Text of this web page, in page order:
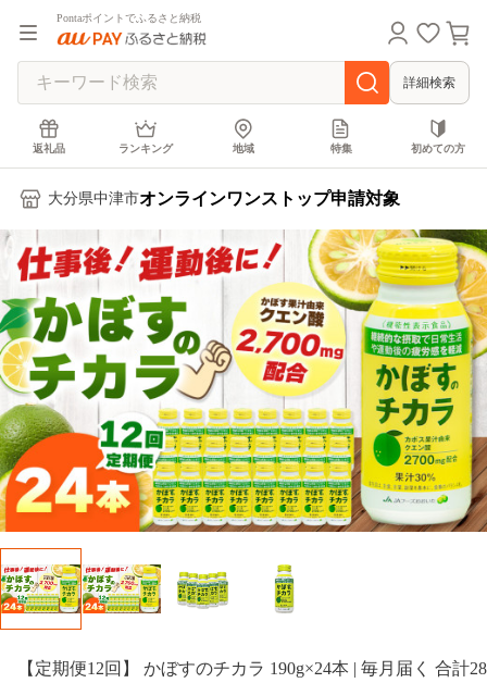
Pontaポイントでふるさと納税
詳細検索
返礼品 ランキング 地域 特集 初めての方
大分県中津市オンラインワンストップ申請対象
【定期便12回】 かぼすのチカラ 190g×24本 | 毎月届く 合計28